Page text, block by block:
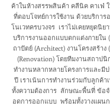
ค้าในห้างสรรพสินค้า คลีนิค คาเฟ่
ที่ตอบโจทย์การใช้งาน ด้วยบริกา
โนเวทครบวงจร เราไม่เคยหยุดนิย
บริการงานออกแบบตกแต่งภายใน
ถาปัตย์ (Architect) งานโครงสร้าง
(Renovation) โดยทีมงานสถาป
ทำงานหลากหลายโครงการและมี
ปี เราเน้นการทำงานร่วมกับลูกค้
ทั้งความต้องการ ลักษณะพื้นที่ ข้อ
อดการออกแบบ พร้อมทั้งวางแผน